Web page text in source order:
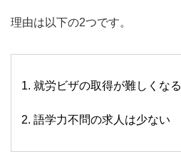
理由は以下の2つです。
就労ビザの取得が難しくなる
語学力不問の求人は少ない